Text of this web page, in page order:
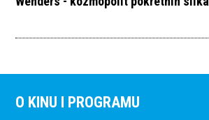
O KINU I PROGRAMU